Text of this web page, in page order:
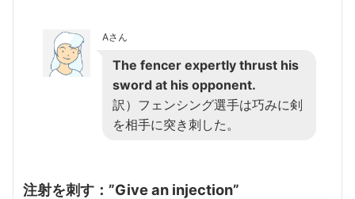
Aさん
The fencer expertly thrust his
sword at his opponent.
訳）フェンシング選手は巧みに剣
を相手に突き刺した。
注射を刺す：”Give an injection”